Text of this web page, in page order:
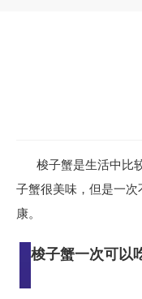
梭子蟹是生活中比
子蟹很美味，但是一
康。
梭子蟹一次可以